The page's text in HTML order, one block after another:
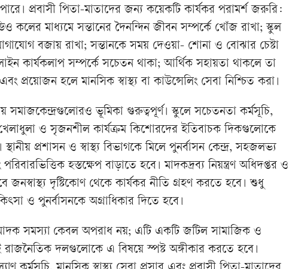
প্রবাসী পিতা-মাতাদের জন্য কয়েকটি কার্যকর পরামর্শ জরুরি:
কলের মাধ্যমে সন্তানের দৈনন্দিন জীবন সম্পর্কে খোঁজ রাখা; স্কুল
বজায় রাখা; সন্তানকে সময় দেওয়া- শোনা ও বোঝার চেষ্টা
কার্যকলাপ সম্পর্কে সচেতন থাকা; আর্থিক সহায়তা থাকলে তা
এবং প্রয়োজন হলে মানসিক স্বাস্থ্য বা কাউন্সেলিং সেবা নিশ্চিত করা।
সমাজকেন্দ্রগুলোরও ভূমিকা গুরুত্বপূর্ণ। স্কুলে সচেতনতা কর্মসূচি,
খেলাধুলা ও সৃজনশীল কার্যক্রম কিশোরদের ইতিবাচক দিকগুলোকে
প্রশাসন ও স্বাস্থ্য বিভাগকে মিলে পুনর্বাসন কেন্দ্র, সহজলভ্য
হস্তক্ষেপ বাড়াতে হবে। মাদকদ্রব্য নিয়ন্ত্রণ অধিদপ্তর ও
জনস্বাস্থ্য দৃষ্টিকোণ থেকে কার্যকর নীতি গ্রহণ করতে হবে। শুধু
ও পুনর্বাসনকে অগ্রাধিকার দিতে হবে।
সমস্যা কেবল অপরাধ নয়; এটি একটি জটিল সামাজিক ও
রাজনৈতিক দলগুলোকে এ বিষয়ে স্পষ্ট অঙ্গীকার করতে হবে।